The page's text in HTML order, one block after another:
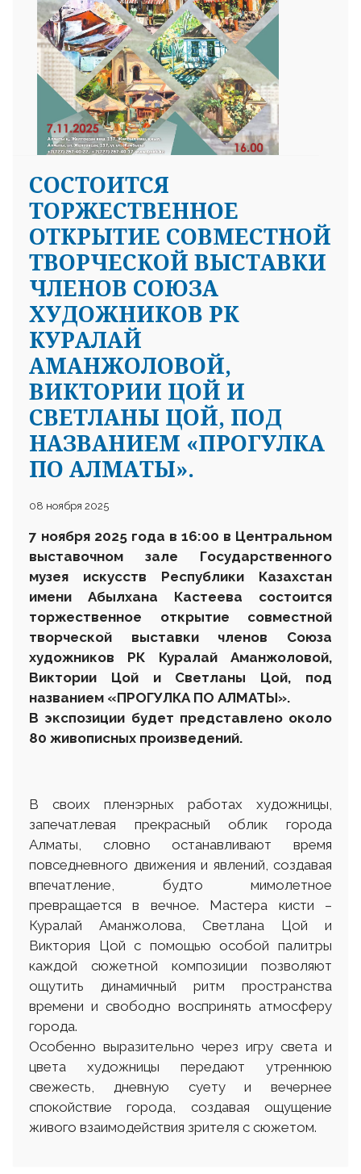
СОСТОИТСЯ
ТОРЖЕСТВЕННОЕ
ОТКРЫТИЕ СОВМЕСТНОЙ
ТВОРЧЕСКОЙ ВЫСТАВКИ
ЧЛЕНОВ СОЮЗА
ХУДОЖНИКОВ РК
КУРАЛАЙ
АМАНЖОЛОВОЙ,
ВИКТОРИИ ЦОЙ И
СВЕТЛАНЫ ЦОЙ, ПОД
НАЗВАНИЕМ «ПРОГУЛКА
ПО АЛМАТЫ».
08 ноября 2025
7 ноября 2025 года в 16:00 в Центральном
выставочном зале Государственного
музея искусств Республики Казахстан
имени Абылхана Кастеева состоится
торжественное открытие совместной
творческой выставки членов Союза
художников РК Куралай Аманжоловой,
Виктории Цой и Светланы Цой, под
названием «ПРОГУЛКА ПО АЛМАТЫ».
В экспозиции будет представлено около
80 живописных произведений.
В своих пленэрных работах художницы,
запечатлевая прекрасный облик города
Алматы, словно останавливают время
повседневного движения и явлений, создавая
впечатление, будто мимолетное
превращается в вечное. Мастера кисти –
Куралай Аманжолова, Светлана Цой и
Виктория Цой с помощью особой палитры
каждой сюжетной композиции позволяют
ощутить динамичный ритм пространства
времени и свободно воспринять атмосферу
города.
Особенно выразительно через игру света и
цвета художницы передают утреннюю
свежесть, дневную суету и вечернее
спокойствие города, создавая ощущение
живого взаимодействия зрителя с сюжетом.